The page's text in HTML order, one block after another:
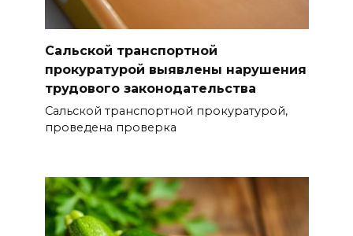
БПЛА по радио
08 августа 2026 18:15
На Дону обсудили вопросы
повышения доступности
медицинской помощи с
08 августа 2026 17:40
Сальской транспортной
прокуратурой выявлены нарушения
трудового законодательства
Сальской транспортной прокуратурой,
проведена проверка